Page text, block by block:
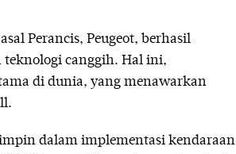
Perancis, Peugeot, berhasil
teknologi canggih. Hal ini,
di dunia, yang menawarkan
dalam implementasi kendaraan